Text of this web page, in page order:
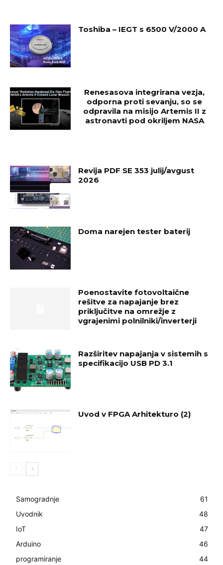
Toshiba – IEGT s 6500 V/2000 A
Renesasova integrirana vezja,
odporna proti sevanju, so se
odpravila na misijo Artemis II z
astronavti pod okriljem NASA
Revija PDF SE 353 julij/avgust
2026
Doma narejen tester baterij
Poenostavite fotovoltaične
rešitve za napajanje brez
priključitve na omrežje z
vgrajenimi polnilniki/inverterji
Razširitev napajanja v sistemih s
specifikacijo USB PD 3.1
Uvod v FPGA Arhitekturo (2)
Samogradnje
61
Uvodnik
48
IoT
47
Arduino
46
programiranje
44